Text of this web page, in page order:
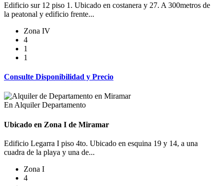
Edificio sur 12 piso 1. Ubicado en costanera y 27. A 300metros de
la peatonal y edificio frente...
Zona IV
4
1
1
Consulte Disponibilidad y Precio
En AlquilerDepartamento
Ubicado en Zona I de Miramar
Edificio Legarra I piso 4to. Ubicado en esquina 19 y 14, a una
cuadra de la playa y una de...
Zona I
4